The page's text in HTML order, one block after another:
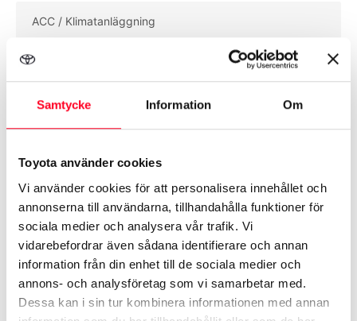
Samtycke Information Om
Toyota använder cookies
Vi använder cookies för att personalisera innehållet och
annonserna till användarna, tillhandahålla funktioner för
sociala medier och analysera vår trafik. Vi
vidarebefordrar även sådana identifierare och annan
information från din enhet till de sociala medier och
annons- och analysföretag som vi samarbetar med.
Dessa kan i sin tur kombinera informationen med annan
ACC / Klimatanläggning
Airbag förare & passagerare
Aluminiumfälgar
Biluppgifter